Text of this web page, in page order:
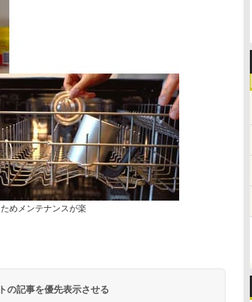
めメンテナンスが楽
の記事を優先表示させる